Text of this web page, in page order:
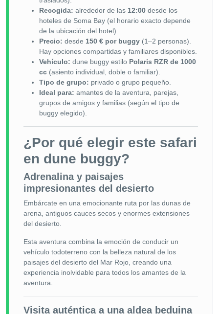
Recogida: alrededor de las 12:00 desde los
hoteles de Soma Bay (el horario exacto depende
de la ubicación del hotel).
Precio: desde 150 € por buggy (1–2 personas).
Hay opciones compartidas y familiares disponibles.
Vehículo: dune buggy estilo Polaris RZR de 1000
cc (asiento individual, doble o familiar).
Tipo de grupo: privado o grupo pequeño.
Ideal para: amantes de la aventura, parejas,
grupos de amigos y familias (según el tipo de
buggy elegido).
¿Por qué elegir este safari
en dune buggy?
Adrenalina y paisajes
impresionantes del desierto
Embárcate en una emocionante ruta por las dunas de
arena, antiguos cauces secos y enormes extensiones
del desierto.
Esta aventura combina la emoción de conducir un
vehículo todoterreno con la belleza natural de los
paisajes del desierto del Mar Rojo, creando una
experiencia inolvidable para todos los amantes de la
aventura.
Visita auténtica a una aldea beduina